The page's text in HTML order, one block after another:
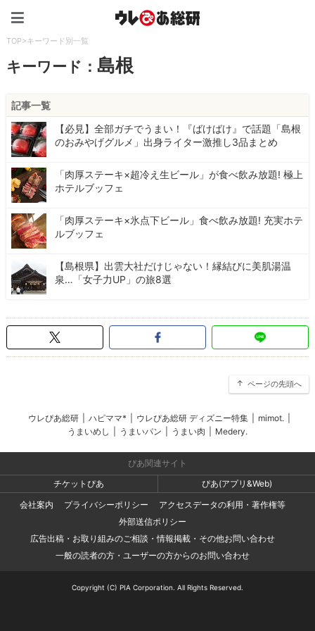
TOP>キーワード別一覧
キーワード：島根
記事一覧
【必見】全部ガチでうまい！『ばけばけ』で話題「島根
のおみやげグルメ」出身ライター激推し3品まとめ
「肉厚ステーキ×超冷え生ビール」が食べ飲み放題! 極上
ホテルブッフェ
「肉厚ステーキ×氷点下ビール」食べ飲み放題! 充実ホテ
ルブッフェ
【島根県】出雲大社だけじゃない！縁結びに美肌湯温
泉…「女子力UP」の旅8選
ページの先頭へ
ウレぴあ総研 ハピママ* ウレぴあ総研 ディズニー特集 mimot.
うまいめし
うまいパン うまい肉 Medery.
ぴあ関連サイト
チケットぴあ
ぴあ(アプリ&Web)
会社案内
プライバシーポリシー
アクセスデータの利用・著作権等
外部送信ポリシー
広告出稿・お取り組みのご相談・情報掲載・その他お問い合わせ
一般の読者の方・ユーザーの方からのお問い合わせ
Copyright (C) PIA Corporation. All Rights Reserved.